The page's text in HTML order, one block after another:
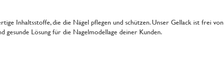
Inhaltsstoffe, die die Nägel pflegen und schützen. Unser Gellack ist frei von
Lösung für die Nagelmodellage deiner Kunden.